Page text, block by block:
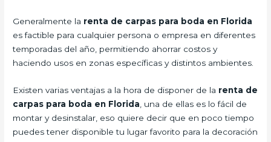
Generalmente la renta de carpas para boda en Florida
es factible para cualquier persona o empresa en diferentes
temporadas del año, permitiendo ahorrar costos y
haciendo usos en zonas específicas y distintos ambientes.
Existen varias ventajas a la hora de disponer de la renta de
carpas para boda en Florida, una de ellas es lo fácil de
montar y desinstalar, eso quiere decir que en poco tiempo
puedes tener disponible tu lugar favorito para la decoración